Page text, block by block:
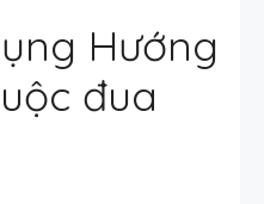
Hướng
đua